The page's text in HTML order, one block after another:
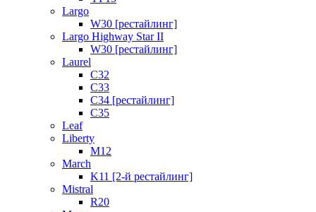
Largo
W30 [рестайлинг]
Largo Highway Star II
W30 [рестайлинг]
Laurel
C32
C33
C34 [рестайлинг]
C35
Leaf
Liberty
M12
March
K11 [2-й рестайлинг]
Mistral
R20